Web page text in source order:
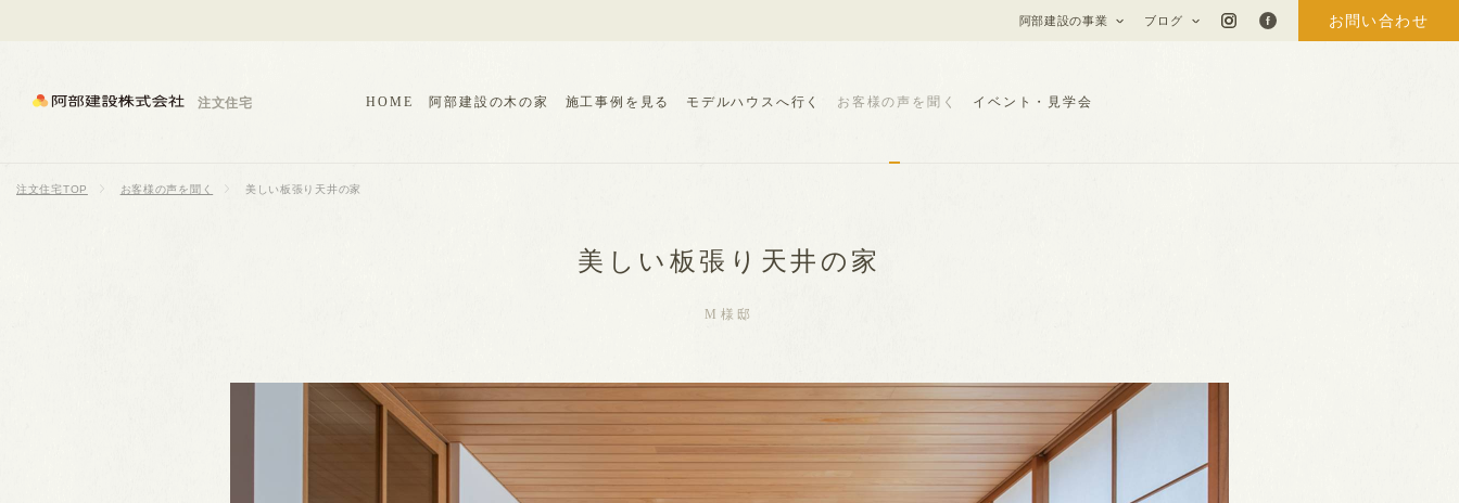
阿部建設の事業 ブログ お問い合わせ
注文住宅 HOME 阿部建設の木の家 施工事例を見る モデルハウスへ行く お客様の声を聞く イベント・見学会
注文住宅TOP お客様の声を聞く 美しい板張り天井の家
美しい板張り天井の家
M様邸